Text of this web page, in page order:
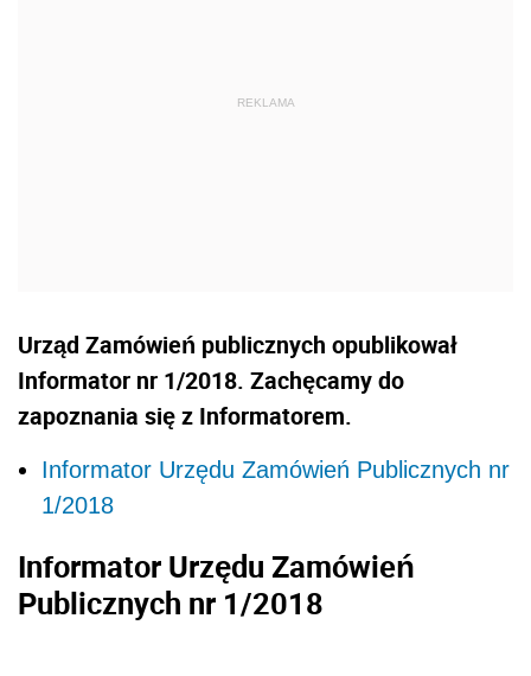
Urząd Zamówień publicznych opublikował
Informator nr 1/2018. Zachęcamy do
zapoznania się z Informatorem.
Informator Urzędu Zamówień Publicznych nr
1/2018
Informator Urzędu Zamówień
Publicznych nr 1/2018